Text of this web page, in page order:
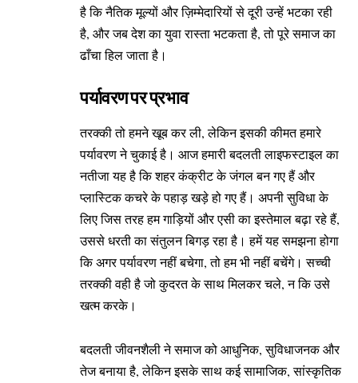
है कि नैतिक मूल्यों और ज़िम्मेदारियों से दूरी उन्हें भटका रही
है, और जब देश का युवा रास्ता भटकता है, तो पूरे समाज का
ढाँचा हिल जाता है।
पर्यावरण पर प्रभाव
तरक्की तो हमने खूब कर ली, लेकिन इसकी कीमत हमारे
पर्यावरण ने चुकाई है। आज हमारी बदलती लाइफस्टाइल का
नतीजा यह है कि शहर कंक्रीट के जंगल बन गए हैं और
प्लास्टिक कचरे के पहाड़ खड़े हो गए हैं। अपनी सुविधा के
लिए जिस तरह हम गाड़ियों और एसी का इस्तेमाल बढ़ा रहे हैं,
उससे धरती का संतुलन बिगड़ रहा है। हमें यह समझना होगा
कि अगर पर्यावरण नहीं बचेगा, तो हम भी नहीं बचेंगे। सच्ची
तरक्की वही है जो कुदरत के साथ मिलकर चले, न कि उसे
खत्म करके।
बदलती जीवनशैली ने समाज को आधुनिक, सुविधाजनक और
तेज बनाया है, लेकिन इसके साथ कई सामाजिक, सांस्कृतिक